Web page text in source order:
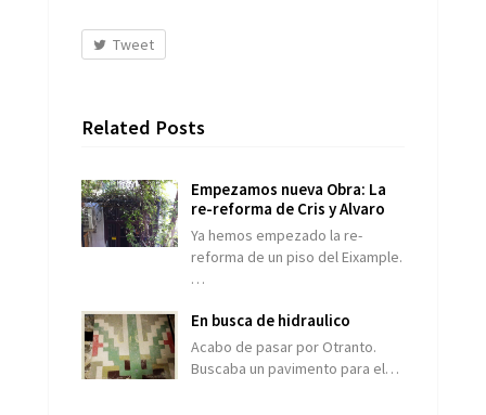
Tweet
Related Posts
Empezamos nueva Obra: La
re-reforma de Cris y Alvaro
Ya hemos empezado la re-
reforma de un piso del Eixample.
…
En busca de hidraulico
Acabo de pasar por Otranto.
Buscaba un pavimento para el…